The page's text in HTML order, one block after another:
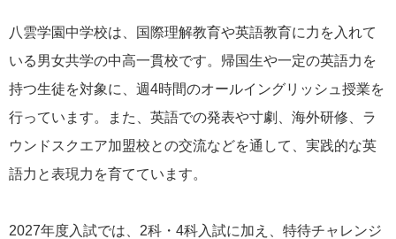
八雲学園中学校は、国際理解教育や英語教育に力を入れて
いる男女共学の中高一貫校です。帰国生や一定の英語力を
持つ生徒を対象に、週4時間のオールイングリッシュ授業を
行っています。また、英語での発表や寸劇、海外研修、ラ
ウンドスクエア加盟校との交流などを通して、実践的な英
語力と表現力を育てています。
2027年度入試では、2科・4科入試に加え、特待チャレンジ